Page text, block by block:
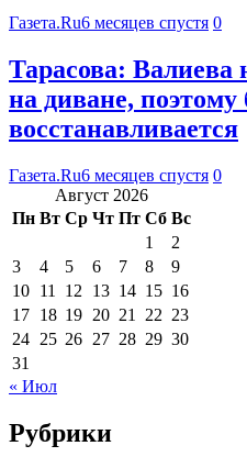
Газета.Ru6 месяцев спустя 0
Тарасова: Валиева
на диване, поэтому
восстанавливается
Газета.Ru6 месяцев спустя 0
Август 2026
Пн Вт Ср Чт Пт Сб Вс
1
2
3
4 5 6 7 8
9
10 11 12 13 14 15 16
17 18 19 20 21 22 23
24 25 26 27 28 29 30
31
« Июл
Рубрики